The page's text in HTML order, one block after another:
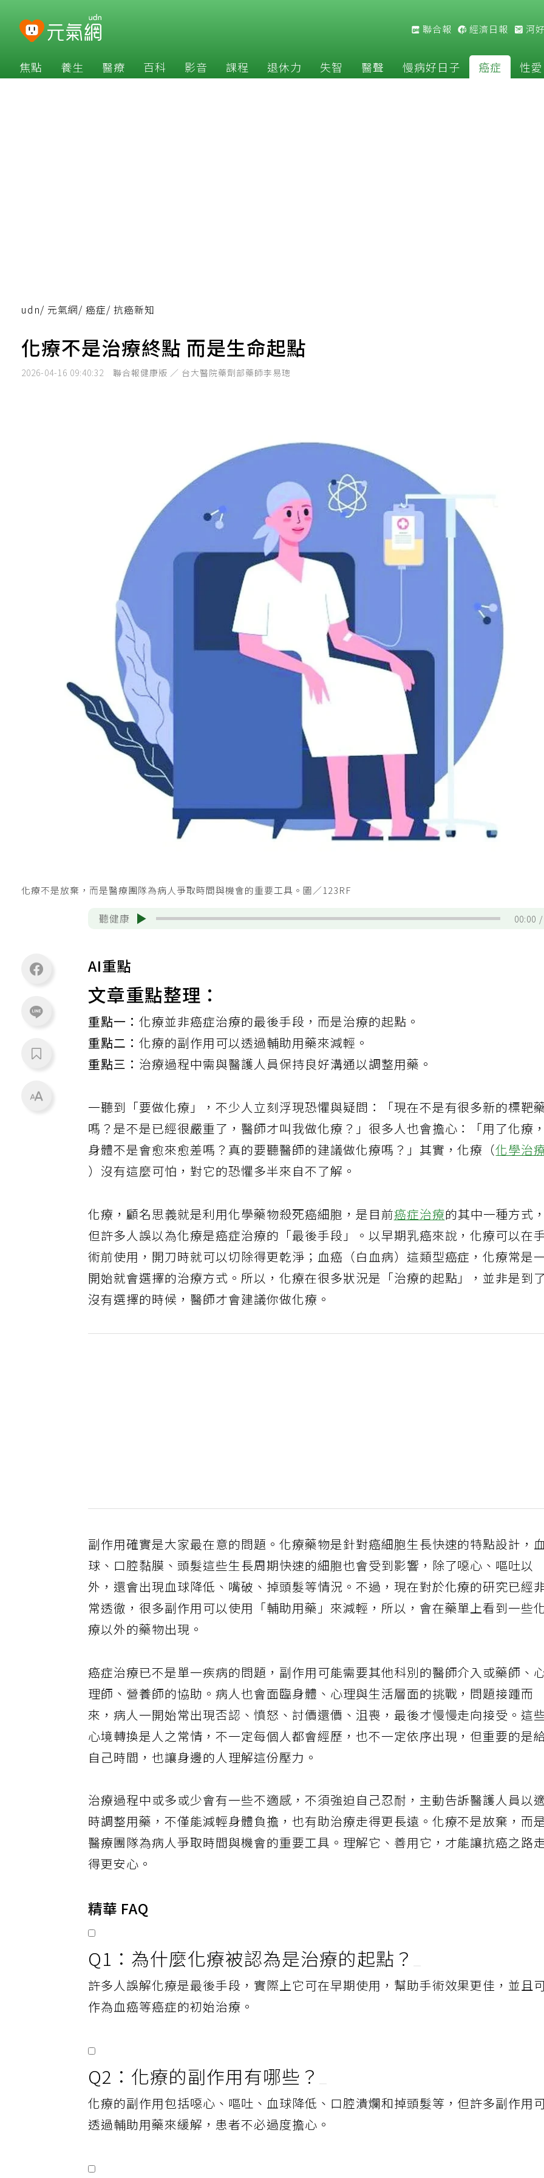
聯合報 經濟日報 河
焦點 養生 醫療 百科 影音 課程 退休力 失智 醫聲 慢病好日子 癌症 性愛
udn/ 元氣網/ 癌症/ 抗癌新知
化療不是治療終點 而是生命起點
2026-04-16 09:40:32 聯合報健康版 ／ 台大醫院藥劑部藥師李易璁
化療不是放棄，而是醫療團隊為病人爭取時間與機會的重要工具。圖／123RF
聽健康 00:00
AI重點
文章重點整理：
重點一：化療並非癌症治療的最後手段，而是治療的起點。
重點二：化療的副作用可以透過輔助用藥來減輕。
重點三： 治療過程中需與醫護人員保持良好溝通以調整用藥。
一聽到「要做化療」，不少人立刻浮現恐懼與疑問：「現在不是有很多新的標靶
嗎？是不是已經很嚴重了，醫師才叫我做化療？」很多人也會擔心：「用了化療，
身體不是會愈來愈差嗎？真的要聽醫師的建議做化療嗎？」其實，化療（化學治
）沒有這麼可怕，對它的恐懼多半來自不了解。
化療，顧名思義就是利用化學藥物殺死癌細胞，是目前癌症治療的其中一種方式，
但許多人誤以為化療是癌症治療的「最後手段」。以早期乳癌來說，化療可以在
術前使用，開刀時就可以切除得更乾淨；血癌（白血病）這類型癌症，化療常是
開始就會選擇的治療方式。所以，化療在很多狀況是「治療的起點」，並非是到了
沒有選擇的時候，醫師才會建議你做化療。
副作用確實是大家最在意的問題。化療藥物是針對癌細胞生長快速的特點設計，
球、口腔黏膜、頭髮這些生長周期快速的細胞也會受到影響，除了噁心、嘔吐以
外，還會出現血球降低、嘴破、掉頭髮等情況。不過，現在對於化療的研究已經
常透徹，很多副作用可以使用「輔助用藥」來減輕，所以，會在藥單上看到一些化
療以外的藥物出現。
癌症治療已不是單一疾病的問題，副作用可能需要其他科別的醫師介入或藥師、
理師、營養師的協助。病人也會面臨身體、心理與生活層面的挑戰，問題接踵而
來，病人一開始常出現否認、憤怒、討價還價、沮喪，最後才慢慢走向接受。這
心境轉換是人之常情，不一定每個人都會經歷，也不一定依序出現，但重要的是給
自己時間，也讓身邊的人理解這份壓力。
治療過程中或多或少會有一些不適感，不須強迫自己忍耐，主動告訴醫護人員以
時調整用藥，不僅能減輕身體負擔，也有助治療走得更長遠。化療不是放棄，而
醫療團隊為病人爭取時間與機會的重要工具。理解它、善用它，才能讓抗癌之路
得更安心。
精華 FAQ
Q1：為什麼化療被認為是治療的起點？
許多人誤解化療是最後手段，實際上它可在早期使用，幫助手術效果更佳，並且可
作為血癌等癌症的初始治療。
Q2：化療的副作用有哪些？
化療的副作用包括噁心、嘔吐、血球降低、口腔潰爛和掉頭髮等，但許多副作用可
透過輔助用藥來緩解，患者不必過度擔心。